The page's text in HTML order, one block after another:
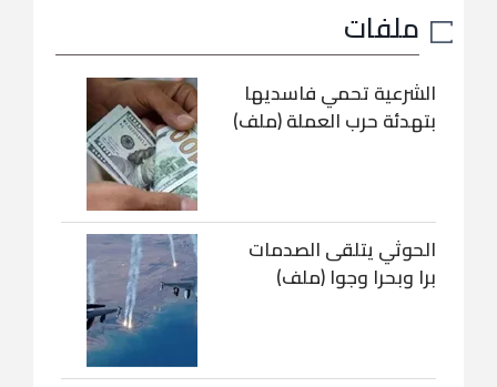
ملفات
الشرعية تحمي فاسديها
بتهدئة حرب العملة (ملف)
الحوثي يتلقى الصدمات
برا وبحرا وجوا (ملف)